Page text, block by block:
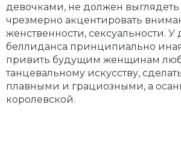
девочками, не должен
чрезмерно акцентировать
женственности, сексуальности. У
беллиданса принципиально
привить будущим женщинам
танцевальному искусству,
плавными и грациозными, а
королевской.